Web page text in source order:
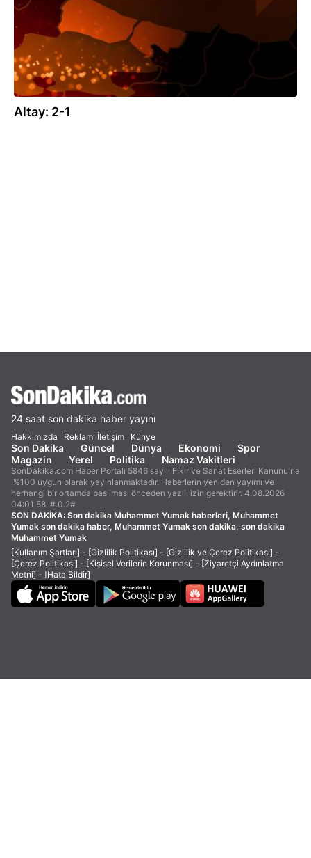
Altay: 2-1
24 saat son dakika haber yayını
Hakkımızda Reklam İletişim Künye
Son Dakika Güncel Dünya Ekonomi
Spor
Magazin
Yerel Politika Namaz Vakitleri
SonDakika.com Haber Portalı 5846 sayılı Fikir ve Sanat Eserleri Kanunu'na
%100 uygun olarak yayınlanmaktadır. Haberlerin yeniden yayımı ve
herhangi bir ortamda basılması önceden yazılı izin gerektirir. 4.08.2026
04:01:58. #.0.2#
SON DAKİKA: Son dakika Muhammet Yumak haberleri, Muhammet
Yumak son dakika haber, Muhammet Yumak son dakika, son dakika
Muhammet Yumak
[Kullanım Şartları] - [Gizlilik Politikası] - [Gizlilik ve Çerez Politikası] -
[Çerez Politikası] - [Kişisel Verilerin Korunması] - [Ziyaretçi Aydınlatma
Metni] - [Hata Bildir]